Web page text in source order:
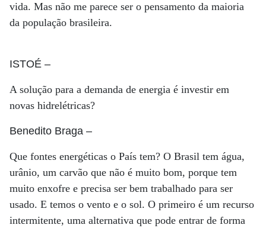
vida. Mas não me parece ser o pensamento da maioria
da população brasileira.
ISTOÉ –
A solução para a demanda de energia é investir em
novas hidrelétricas?
Benedito Braga –
Que fontes energéticas o País tem? O Brasil tem água,
urânio, um carvão que não é muito bom, porque tem
muito enxofre e precisa ser bem trabalhado para ser
usado. E temos o vento e o sol. O primeiro é um recurso
intermitente, uma alternativa que pode entrar de forma